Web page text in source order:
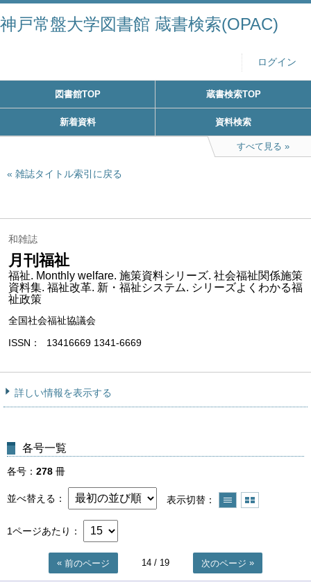
神戸常盤大学図書館 蔵書検索(OPAC)
ログイン
図書館TOP 蔵書検索TOP
新着資料 資料検索
すべて見る
雑誌タイトル索引に戻る
和雑誌
月刊福祉
福祉. Monthly welfare. 施策資料シリーズ. 社会福祉関係施策
資料集. 福祉改革. 新・福祉システム. シリーズよくわかる福
祉政策
全国社会福祉協議会
ISSN
13416669 1341-6669
詳しい情報を表示する
各号一覧
各号 278 冊
並べ替える 表示切替
1ページあたり
前のページ 14 / 19 次のページ